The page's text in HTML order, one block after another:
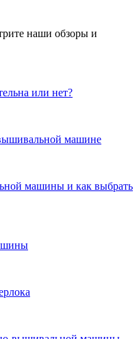
наши обзоры и
или нет?
машине
машины и как выбрать